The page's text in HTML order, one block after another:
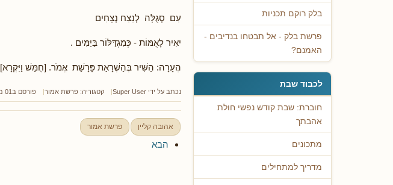
בלק רוקם תכניות
פרשת בלק - אל תבטחו בנדיבים -
האמנם?
לכבוד שבת
חוברת: שבת קודש נפשי חולת
אהבתך
מתכונים
מדריך למתחילים
עִם סְגֻלָּה לְנֵצַח נְצָחִים
יאִיר לָאֻמּוֹת - כְּמִגְדַּלּוֹר בַּיַּמִּים .
הֶעָרָה: הַשִּׁיר בְּהַשְׁרָאַת פָּרָשַׁת אֱמֹר. [חֻמַּשׁ וַיִּקְרָא]
נכתב על ידי Super User קטגוריה: פרשת אמור פורסם ב01 מאי 2026
אהובה קליין פרשת אמור
הבא